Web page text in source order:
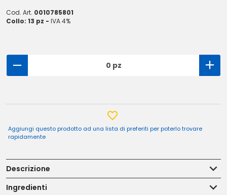
Cod. Art. 0010785801
Collo: 13 pz - IVA 4%
0 pz
Aggiungi questo prodotto ad una lista di preferiti per poterlo trovare
rapidamente
Descrizione
Ingredienti